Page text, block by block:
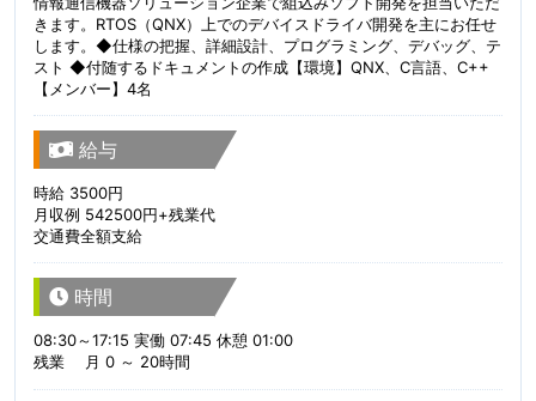
きます。RTOS（QNX）上でのデバイスドライバ開発を主にお任せ
します。◆仕様の把握、詳細設計、プログラミング、デバッグ、テ
スト ◆付随するドキュメントの作成【環境】QNX、C言語、C++
【メンバー】4名
給与
時給 3500円
月収例 542500円+残業代
交通費全額支給
時間
08:30～17:15 実働 07:45 休憩 01:00
残業 月 0 ～ 20時間